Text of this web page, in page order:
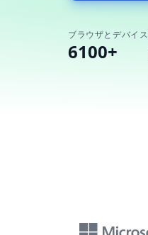
ブラウザとデバイス
6100+